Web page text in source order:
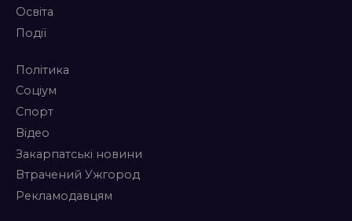
Освіта
Події
Політика
Соціум
Спорт
Відео
Закарпатські новини
Втрачений Ужгород
Рекламодавцям